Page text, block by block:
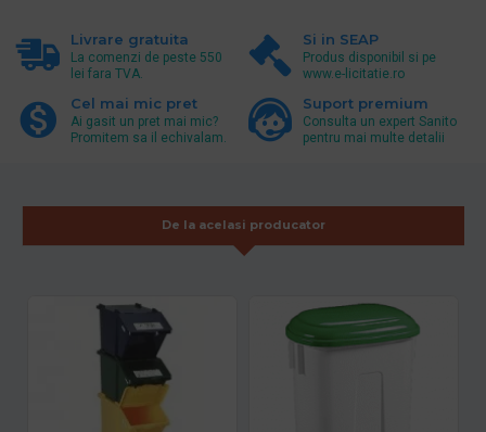
Livrare gratuita
La comenzi de peste 550
lei fara TVA.
Si in SEAP
Produs disponibil si pe
www.e-licitatie.ro
Cel mai mic pret
Ai gasit un pret mai mic?
Promitem sa il echivalam.
Suport premium
Consulta un expert Sanito
pentru mai multe detalii
De la acelasi producator